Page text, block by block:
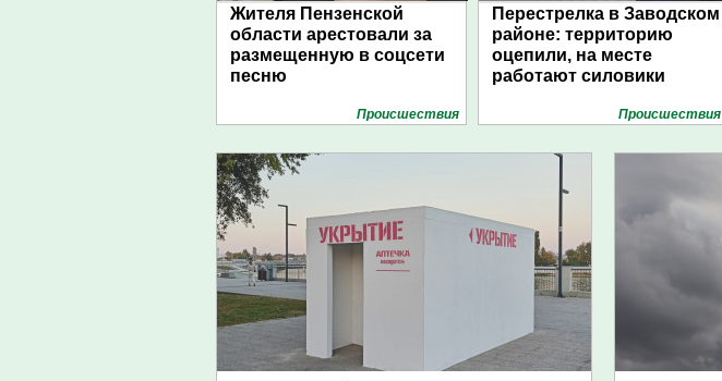
Жителя Пензенской
области арестовали за
размещенную в соцсети
песню
Проиcшествия
Перестрелка в Заводском
районе: территорию
оцепили, на месте
работают силовики
Проиcшествия